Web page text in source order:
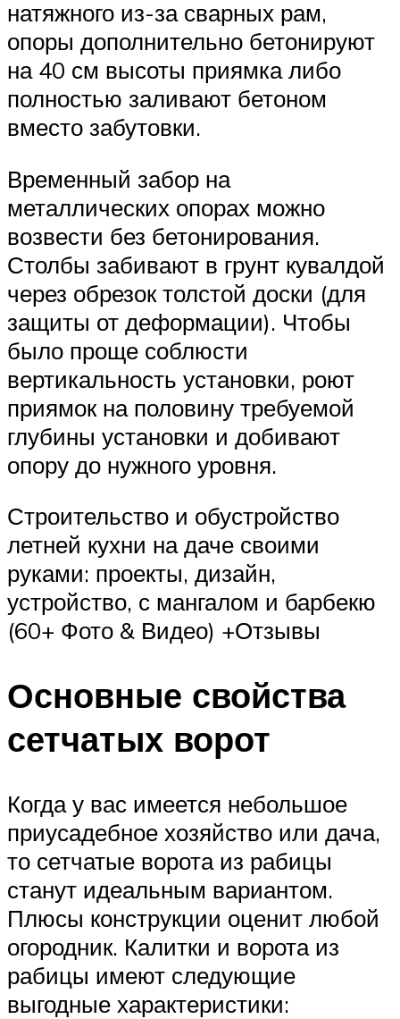
натяжного из-за сварных рам,
опоры дополнительно бетонируют
на 40 см высоты приямка либо
полностью заливают бетоном
вместо забутовки.
Временный забор на
металлических опорах можно
возвести без бетонирования.
Столбы забивают в грунт кувалдой
через обрезок толстой доски (для
защиты от деформации). Чтобы
было проще соблюсти
вертикальность установки, роют
приямок на половину требуемой
глубины установки и добивают
опору до нужного уровня.
Строительство и обустройство
летней кухни на даче своими
руками: проекты, дизайн,
устройство, с мангалом и барбекю
(60+ Фото & Видео) +Отзывы
Основные свойства
сетчатых ворот
Когда у вас имеется небольшое
приусадебное хозяйство или дача,
то сетчатые ворота из рабицы
станут идеальным вариантом.
Плюсы конструкции оценит любой
огородник. Калитки и ворота из
рабицы имеют следующие
выгодные характеристики: